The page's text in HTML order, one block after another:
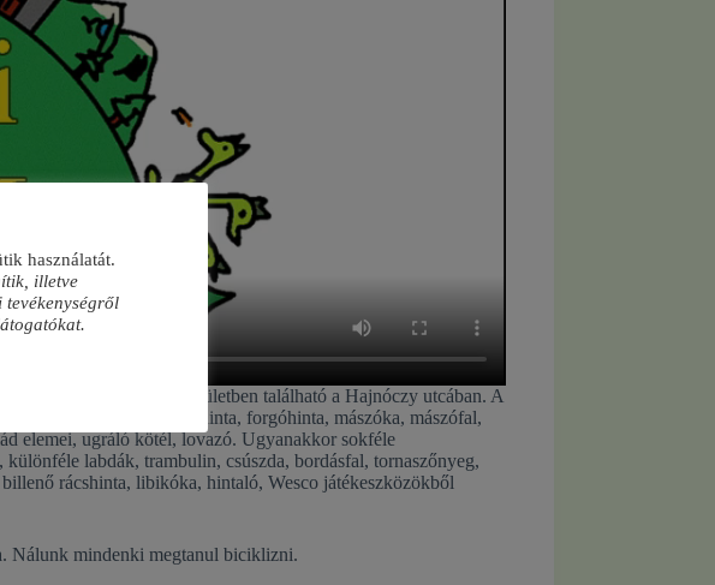
több mint százéves épületben található a Hajnóczy utcában. A
udvari játékaink: fészekhinta, forgóhinta, mászóka, mászófal,
elemei, ugráló kötél, lovazó. Ugyanakkor sokféle
labdák, trambulin, csúszda, bordásfal, tornaszőnyeg,
rácshinta, libikóka, hintaló, Wesco játékeszközökből
Nálunk mindenki megtanul biciklizni.
használatát.
illetve